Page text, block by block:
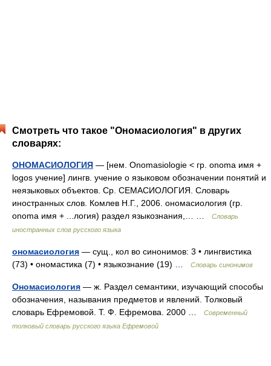
Смотреть что такое "Ономасиология" в других
словарях:
ОНОМАСИОЛОГИЯ — [нем. Onomasiologie < гр. onoma имя +
logos учение] лингв. учение о языковом обозначении понятий и
неязыковых объектов. Ср. СЕМАСИОЛОГИЯ. Словарь
иностранных слов. Комлев Н.Г., 2006. ономасиология (гр.
onoma имя + ...логия) раздел языкознания,… …
Словарь
иностранных слов русского языка
ономасиология — сущ., кол во синонимов: 3 • лингвистика
(73) • ономастика (7) • языкознание (19) …
Словарь синонимов
Ономасиология — ж. Раздел семантики, изучающий способы
обозначения, называния предметов и явлений. Толковый
словарь Ефремовой. Т. Ф. Ефремова. 2000 …
Современный
толковый словарь русского языка Ефремовой